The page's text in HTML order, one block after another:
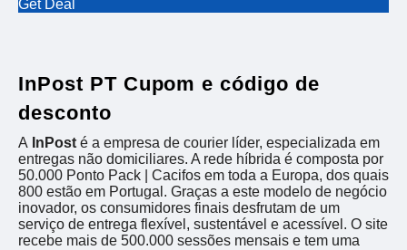
Get Deal
InPost PT Cupom e código de
desconto
A InPost é a empresa de courier líder, especializada em
entregas não domiciliares. A rede híbrida é composta por
50.000 Ponto Pack | Cacifos em toda a Europa, dos quais
800 estão em Portugal. Graças a este modelo de negócio
inovador, os consumidores finais desfrutam de um
serviço de entrega flexível, sustentável e acessível. O site
recebe mais de 500.000 sessões mensais e tem uma